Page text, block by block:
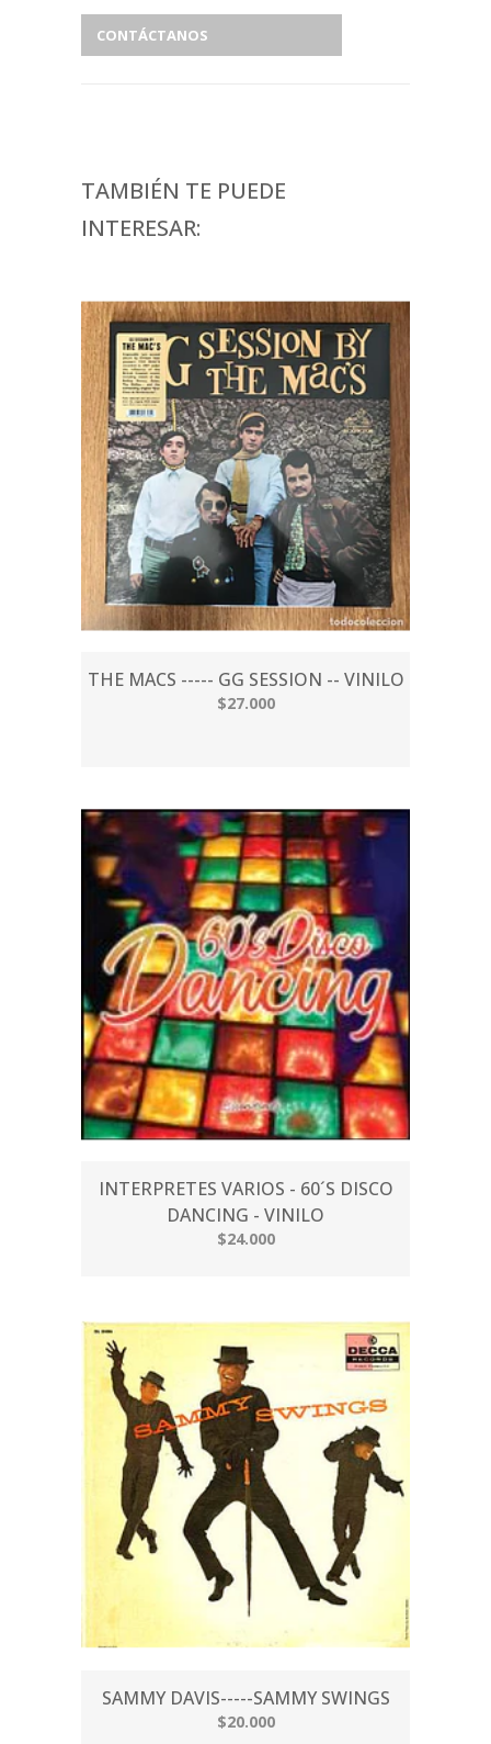
CONTÁCTANOS
TAMBIÉN TE PUEDE
INTERESAR:
THE MACS ----- GG SESSION -- VINILO
$27.000
INTERPRETES VARIOS - 60´S DISCO
DANCING - VINILO
$24.000
SAMMY DAVIS-----SAMMY SWINGS
$20.000